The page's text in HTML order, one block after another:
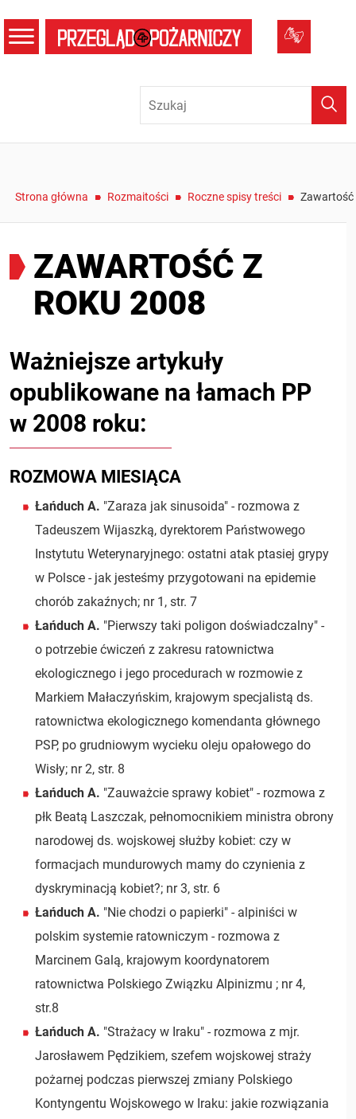
menu
Strona główna /
Rozmaitości /
Roczne spisy treści /
Zawartość
ZAWARTOŚĆ Z
ROKU 2008
Ważniejsze artykuły
opublikowane na łamach PP
w 2008 roku:
ROZMOWA MIESIĄCA
Łańduch A. "Zaraza jak sinusoida" - rozmowa z
Tadeuszem Wijaszką, dyrektorem Państwowego
Instytutu Weterynaryjnego: ostatni atak ptasiej grypy
w Polsce - jak jesteśmy przygotowani na epidemie
chorób zakaźnych; nr 1, str. 7
Łańduch A. "Pierwszy taki poligon doświadczalny" -
o potrzebie ćwiczeń z zakresu ratownictwa
ekologicznego i jego procedurach w rozmowie z
Markiem Małaczyńskim, krajowym specjalistą ds.
ratownictwa ekologicznego komendanta głównego
PSP, po grudniowym wycieku oleju opałowego do
Wisły; nr 2, str. 8
Łańduch A. "Zauważcie sprawy kobiet" - rozmowa z
płk Beatą Laszczak, pełnomocnikiem ministra obrony
narodowej ds. wojskowej służby kobiet: czy w
formacjach mundurowych mamy do czynienia z
dyskryminacją kobiet?; nr 3, str. 6
Łańduch A. "Nie chodzi o papierki" - alpiniści w
polskim systemie ratowniczym - rozmowa z
Marcinem Galą, krajowym koordynatorem
ratownictwa Polskiego Związku Alpinizmu ; nr 4,
str.8
Łańduch A. "Strażacy w Iraku" - rozmowa z mjr.
Jarosławem Pędzikiem, szefem wojskowej straży
pożarnej podczas pierwszej zmiany Polskiego
Kontyngentu Wojskowego w Iraku: jakie rozwiązania